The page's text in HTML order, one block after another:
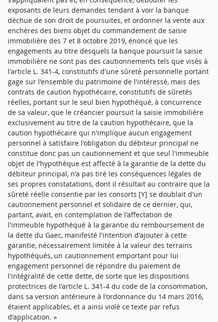
exposants de leurs demandes tendant à voir la banque
déchue de son droit de poursuites, et ordonner la vente aux
enchères des biens objet du commandement de saisie
immobilière des 7 et 8 octobre 2019, énoncé que les
engagements au titre desquels la banque poursuit la saisie
immobilière ne sont pas des cautionnements tels que visés à
l'article L. 341-4, constitutifs d'une sûreté personnelle portant
gage sur l'ensemble du patrimoine de l'intéressé, mais des
contrats de caution hypothécaire, constitutifs de sûretés
réelles, portant sur le seul bien hypothéqué, à concurrence
de sa valeur, que le créancier poursuit la saisie immobilière
exclusivement au titre de la caution hypothécaire, que la
caution hypothécaire qui n'implique aucun engagement
personnel à satisfaire l'obligation du débiteur principal ne
constitue donc pas un cautionnement et que seul l'immeuble
objet de l'hypothèque est affecté à la garantie de la dette du
débiteur principal, n'a pas tiré les conséquences légales de
ses propres constatations, dont il résultait au contraire que la
sûreté réelle consentie par les consorts [Y] se doublait d'un
cautionnement personnel et solidaire de ce dernier, qui,
partant, avait, en contemplation de l'affectation de
l'immeuble hypothéqué à la garantie du remboursement de
la dette du Gaec, manifesté l'intention d'ajouter à cette
garantie, nécessairement limitée à la valeur des terrains
hypothéqués, un cautionnement emportant pour lui
engagement personnel de répondre du paiement de
l'intégralité de cette dette, de sorte que les dispositions
protectrices de l'article L. 341-4 du code de la consommation,
dans sa version antérieure à l'ordonnance du 14 mars 2016,
étaient applicables, et a ainsi violé ce texte par refus
d'application. »